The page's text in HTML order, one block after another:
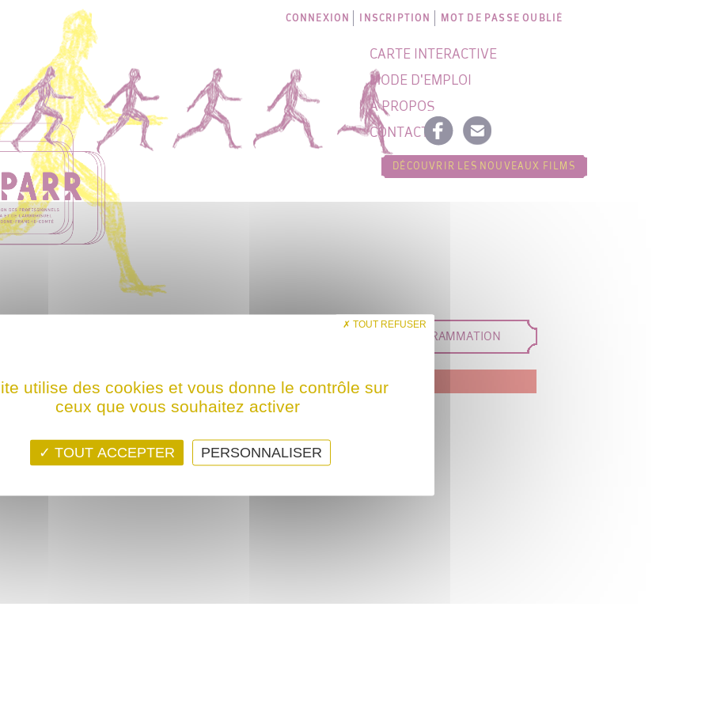
CONNEXION INSCRIPTION MOT DE PASSE OUBLIÉ
CARTE INTERACTIVE
MODE D'EMPLOI
À PROPOS
CONTACT
DÉCOUVRIR LES NOUVEAUX FILMS
IDÉES DE PROGRAMMATION
! Ce film n'est programmé actuellement dans aucune structure
utilise des cookies et vous donne le contrôle sur
ceux que vous souhaitez activer
TOUT ACCEPTER
TOUT REFUSER
PERSONNALISER